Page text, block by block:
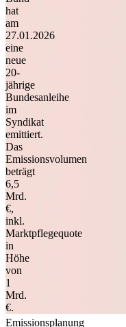
Emissionsplanung
hat
am
27.01.2026
eine
neue
20-
jährige
Bundesanleihe
im
Syndikat
emittiert.
Das
Emissionsvolumen
beträgt
6,5
Mrd.
€,
inkl.
Marktpflegequote
in
Höhe
von
1
Mrd.
€.